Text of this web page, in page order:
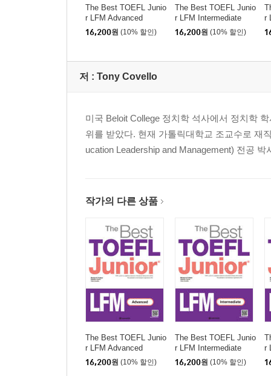
The Best TOEFL Junio
r LFM Advanced
16,200원 (10% 할인)
The Best TOEFL Junio
r LFM Intermediate
16,200원 (10% 할인)
r
저 : Tony Covello
미국 Beloit College 정치학 석사에서 정치학
위를 받았다. 현재 가톨릭대학교 조교수로 재
ucation Leadership and Management) 전공
작가의 다른 상품
The Best TOEFL Junio
r LFM Advanced
16,200원 (10% 할인)
The Best TOEFL Junio
r LFM Intermediate
16,200원 (10% 할인)
r